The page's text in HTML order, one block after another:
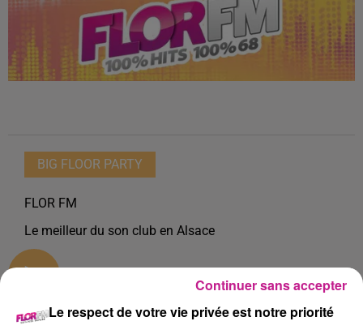
BIG FLOOR PARTY
FLOR FM
Le meilleur du son club en Alsace
4 h 8 min
Le respect de votre vie privée est notre priorité
Continuer sans accepter